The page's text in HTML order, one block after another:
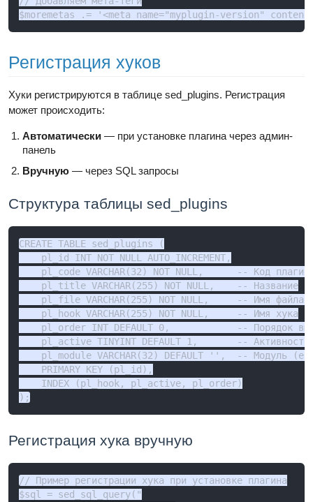
$moremetas .= '<meta name="myplugin-version"
Регистрация хуков
Хуки регистрируются в таблице sed_plugins. Регистрация
может происходить:
Автоматически — при установке плагина через админ-
панель
Вручную — через SQL запросы
Структура таблицы sed_plugins
CREATE TABLE sed_plugins (
    pl_id INT NOT NULL AUTO_INCREMENT,
pl_code VARCHAR(32) NOT NULL,      -- Код
    pl_title VARCHAR(255) NOT NULL,    -- Название
pl_file VARCHAR(255) NOT NULL,     -- Имя файла
    pl_hook VARCHAR(255) NOT NULL,     -- Имя хука
pl_order INT DEFAULT 0,            -- Порядок
pl_active TINYINT DEFAULT 1,       -- Активность
pl_module VARCHAR(32) DEFAULT '',  -- Модуль
    PRIMARY KEY (pl_id),
    INDEX (pl_hook, pl_active, pl_order)
);
Регистрация хука вручную
// Пример регистрации хука при установке плагина
$sql = sed_sql_query("